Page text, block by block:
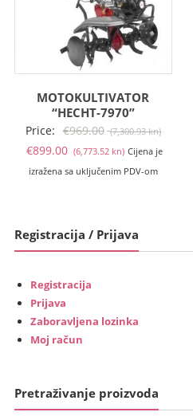
MOTOKULTIVATOR
“HECHT-7970”
Price: €969.00 (7,300.93 kn)Izvorna
cijena
kn).
€899.00 (6,773.52 kn)Trenutna
cijena
kn).
Cijena je
izražena sa uključenim PDV-om
Registracija / Prijava
Registracija
Prijava
Zaboravljena lozinka
Moj račun
Pretraživanje proizvoda